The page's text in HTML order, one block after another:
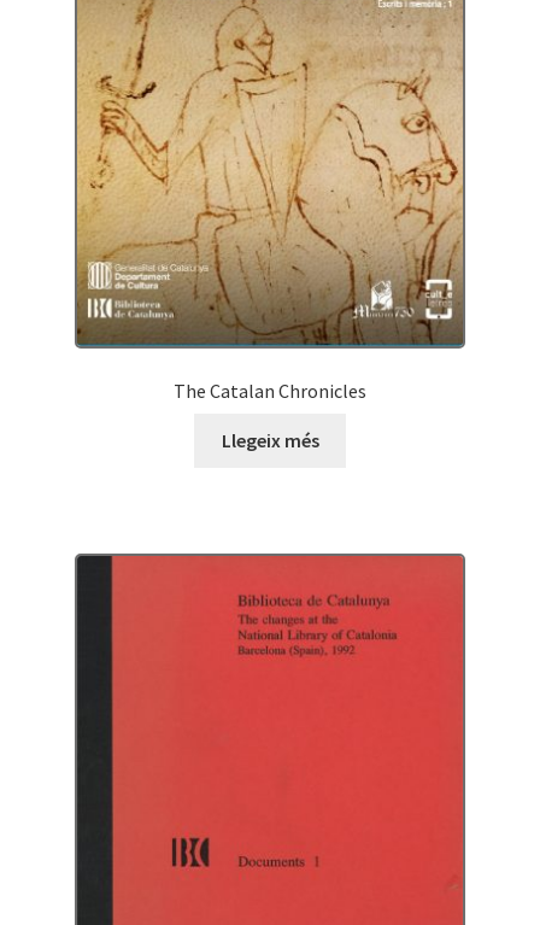
The Catalan Chronicles
Llegeix més